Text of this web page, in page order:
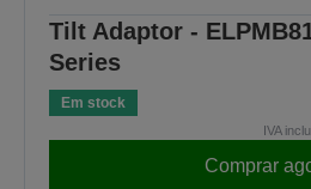
Tilt Adaptor -
Series
Em stock
IVA
Comprar